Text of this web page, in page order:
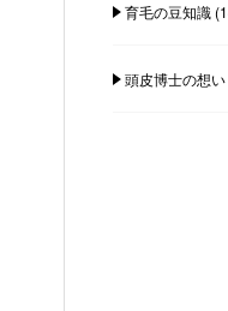
育毛の豆知識
頭皮博士の想い